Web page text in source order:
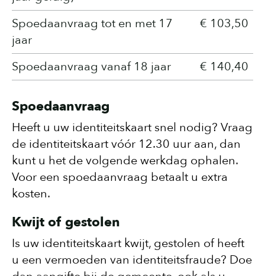
Spoedaanvraag tot en met 17
jaar
€ 103,50
Spoedaanvraag vanaf 18 jaar € 140,40
Spoedaanvraag
Heeft u uw identiteitskaart snel nodig? Vraag
de identiteitskaart vóór 12.30 uur aan, dan
kunt u het de volgende werkdag ophalen.
Voor een spoedaanvraag betaalt u extra
kosten.
Kwijt of gestolen
Is uw identiteitskaart kwijt, gestolen of heeft
u een vermoeden van identiteitsfraude? Doe